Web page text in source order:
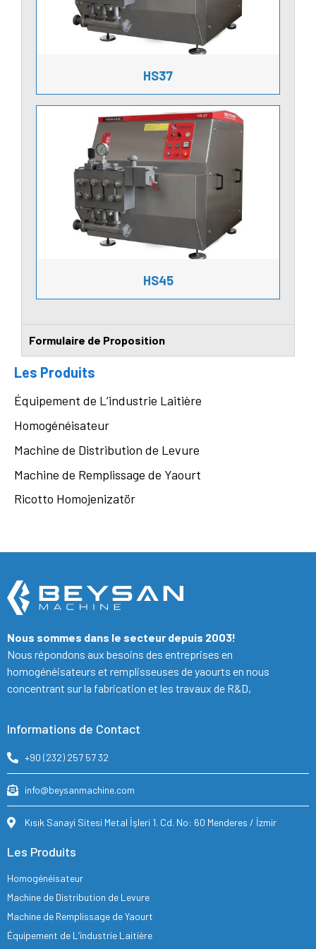
HS37
HS45
Formulaire de Proposition
Les Produits
Équipement de L’industrie Laitière
Homogénéisateur
Machine de Distribution de Levure
Machine de Remplissage de Yaourt
Ricotto Homojenizatör
Nous sommes dans le secteur depuis 2003!
Nous répondons aux besoins des entreprises en
homogénéisateurs et remplisseuses de yaourts en nous
concentrant sur la fabrication et les travaux de R&D,
Informations de Contact
+90 (232) 257 57 32
info@beysanmachine.com
Kısık Sanayi Sitesi Metal İşleri 1. Cd. No: 60 Menderes / İzmir
Les Produits
Homogénéisateur
Machine de Distribution de Levure
Machine de Remplissage de Yaourt
Équipement de L’industrie Laitière